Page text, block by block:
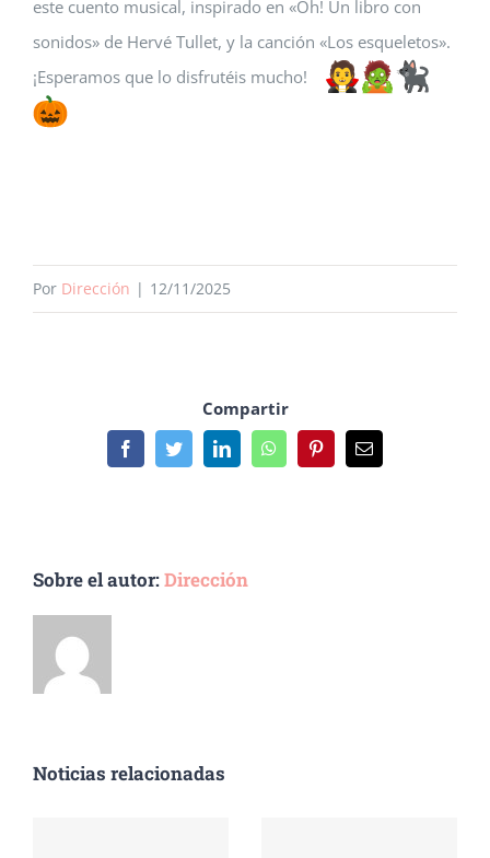
Biblioteca
AulaDcine
este cuento musical, inspirado en «Oh! Un libro con
sonidos» de Hervé Tullet, y la canción «Los esqueletos».
¡Esperamos que lo disfrutéis mucho!
Por Dirección | 12/11/2025
Compartir
FacebookTwitterLinkedInWhatsAppPinterestEmail
Sobre el autor:Dirección
Noticias relacionadas